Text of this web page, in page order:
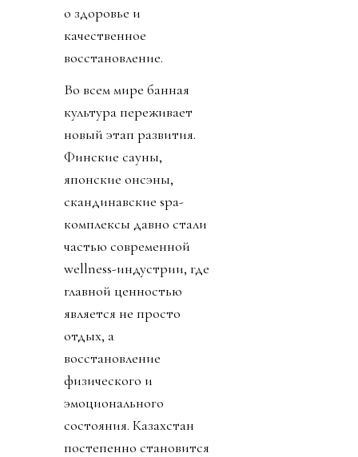
о здоровье и
качественное
восстановление.
Во всем мире банная
культура переживает
новый этап развития.
Финские сауны,
японские онсэны,
скандинавские spa-
комплексы давно стали
частью современной
wellness-индустрии, где
главной ценностью
является не просто
отдых, а
восстановление
физического и
эмоционального
состояния. Казахстан
постепенно становится